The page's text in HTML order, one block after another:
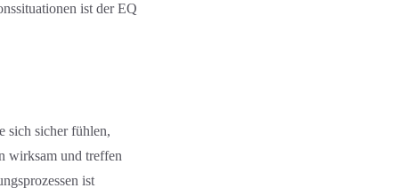
ist der EQ
sich sicher fühlen,
wirksam und treffen
ist